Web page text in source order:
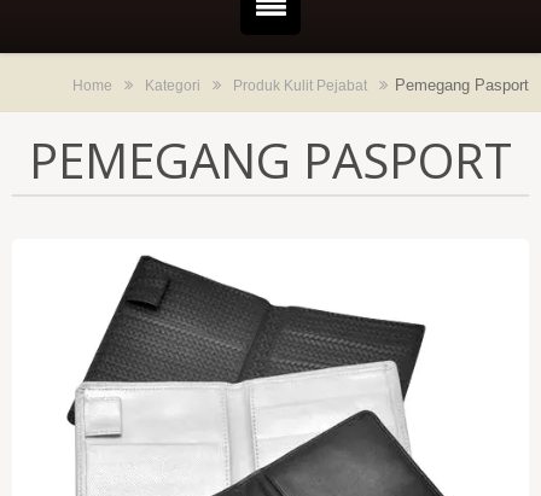
Home Kategori Produk Kulit Pejabat Pemegang Pasport
PEMEGANG PASPORT